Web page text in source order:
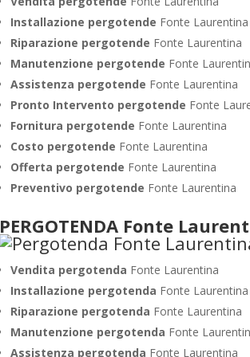
Installazione pergotende Fonte Laurentina
Riparazione pergotende Fonte Laurentina
Manutenzione pergotende Fonte
Assistenza pergotende Fonte Laurentina
Pronto Intervento pergotende Fonte
Fornitura pergotende Fonte Laurentina
Costo pergotende Fonte Laurentina
Offerta pergotende Fonte Laurentina
Preventivo pergotende Fonte Laurentina
PERGOTENDA Fonte
Vendita pergotenda Fonte Laurentina
Installazione pergotenda Fonte Laurentina
Riparazione pergotenda Fonte Laurentina
Manutenzione pergotenda Fonte
Assistenza pergotenda Fonte Laurentina